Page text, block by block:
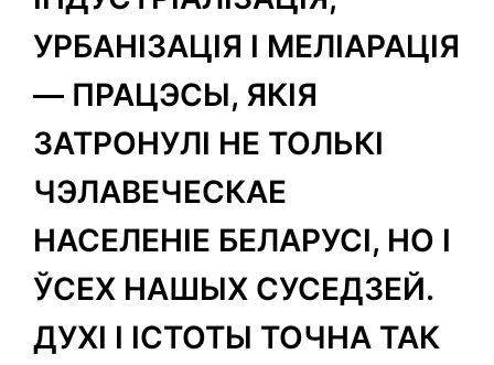
УРБАНІЗАЦІЯ І МЕЛІАРАЦІЯ
— ПРАЦЭСЫ, ЯКІЯ
ЗАТРОНУЛІ НЕ ТОЛЬКІ
ЧЭЛАВЕЧЕСКАЕ
НАСЕЛЕНІЕ БЕЛАРУСІ, НО І
ЎСЕХ НАШЫХ СУСЕДЗЕЙ.
ДУХІ І ІСТОТЫ ТОЧНА ТАК